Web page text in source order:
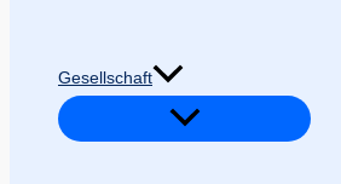
Gesellschaft